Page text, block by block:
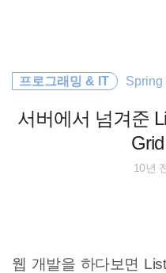
가
서버에서 넘겨준
프로그래밍 & IT Spring
10년
웹 개발을 하다보면
암호화폐